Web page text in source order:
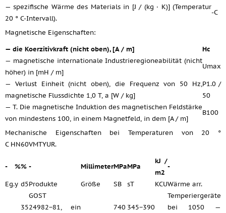
— spezifische Wärme des Materials in [J / (kg · K)] (Temperatur
20 ° C-Intervall).
-C
Magnetische Eigenschaften:
— die Koerzitivkraft (nicht oben), [A / m]
Hc
— magnetische internationale Industrieregioneabilität (nicht
höher) in [mH / m]
Umax
— Verlust Einheit (nicht oben), die Frequenz von 50 Hz,
magnetische Flussdichte 1,0 T, a [W / kg]
P1.0 /
50
— T. Die magnetische Induktion des magnetischen Feldstärke
von mindestens 100, in einem Magnetfeld, in dem [A / m]
B100
Mechanische Eigenschaften bei Temperaturen von 20 °
C HN60VMTYUR.
- %% - MillimeterMPaMPa
kJ /
m2
-
Eg.y d5Produkte Größe SB sT KCUWärme arr.
35
GOST
24982−81, ein
740 345−390
Temperiergeräte
bei 1050 —